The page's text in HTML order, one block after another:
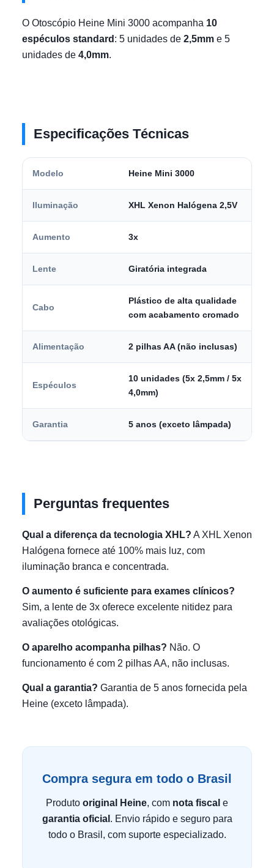
O Otoscópio Heine Mini 3000 acompanha 10
espéculos standard : 5 unidades de 2,5mm e 5
unidades de 4,0mm.
Especificações Técnicas
Modelo Heine Mini 3000
Iluminação XHL Xenon Halógena 2,5V
Aumento 3x
Lente Giratória integrada
Cabo
Plástico de alta qualidade
com acabamento cromado
Alimentação 2 pilhas AA (não inclusas)
Espéculos
10 unidades (5x 2,5mm / 5x
4,0mm)
Garantia 5 anos (exceto lâmpada)
Perguntas frequentes
Qual a diferença da tecnologia XHL? A XHL Xenon
Halógena fornece até 100% mais luz, com
iluminação branca e concentrada.
O aumento é suficiente para exames clínicos?
Sim, a lente de 3x oferece excelente nitidez para
avaliações otológicas.
O aparelho acompanha pilhas? Não. O
funcionamento é com 2 pilhas AA, não inclusas.
Qual a garantia? Garantia de 5 anos fornecida pela
Heine (exceto lâmpada).
Compra segura em todo o Brasil
Produto original Heine, com nota fiscal e
garantia oficial . Envio rápido e seguro para
todo o Brasil, com suporte especializado.